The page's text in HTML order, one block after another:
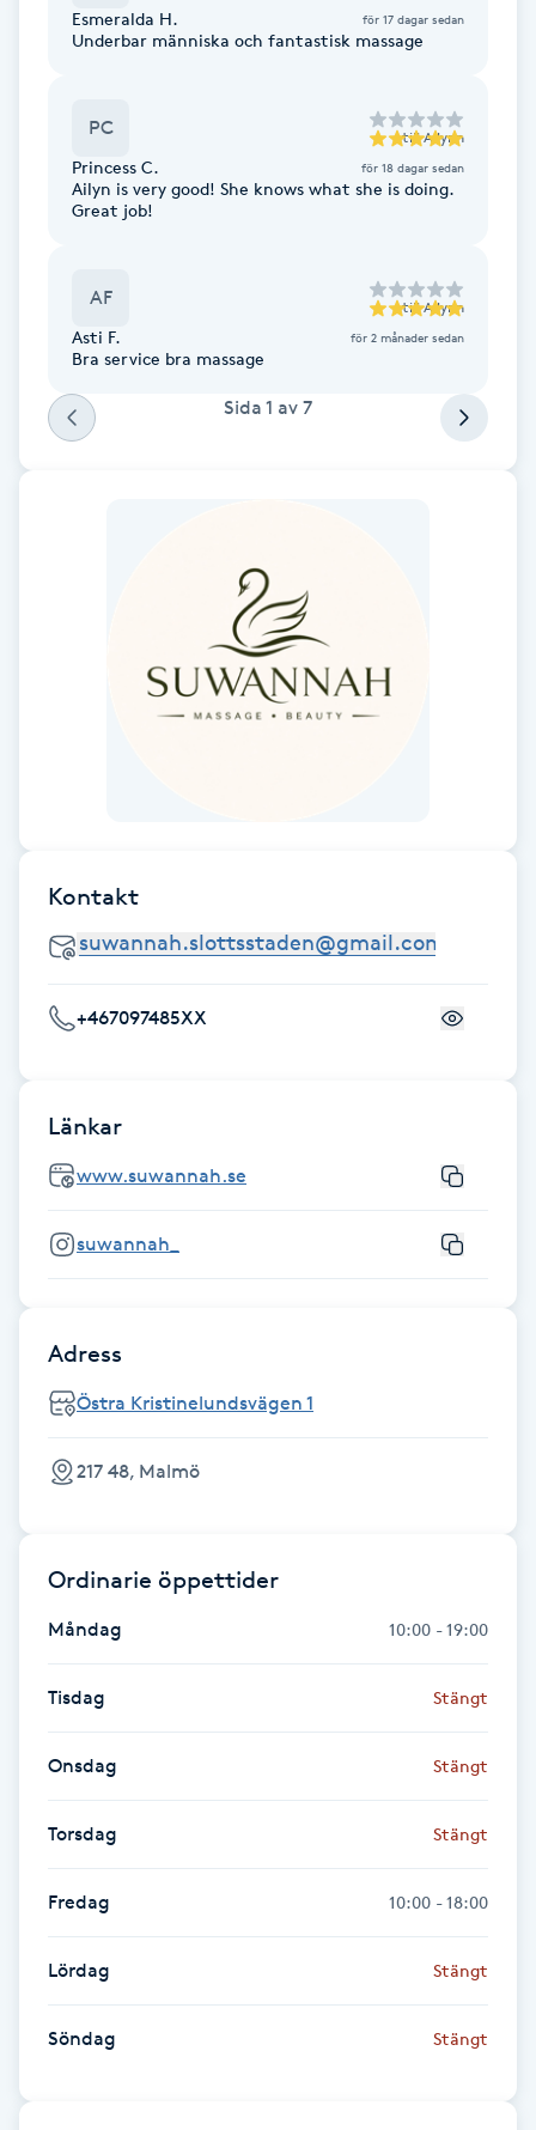
Föning
Gel naglar
Gelenaglar
Herrklippning
HIFU
Hollywood Peel
Hot Stone Massage
Huduppstramning
Hudvård
Hyaluronsyra
Hyperhidros
Hårborttagning
Hårbottenbehandling
Hårförlängning
Hårvård
Hälsa
Idrottsmassage
Esmeralda H. för 17 dagar sedan
Underbar människa och fantastisk massage
PC till Ailynn
Princess C. för 18 dagar sedan
Ailyn is very good! She knows what she is doing.
Great job!
AF till Ailynn
Asti F. för 2 månader sedan
Bra service bra massage
Sida 1 av 7
Kontakt
+467097485XX
Länkar
www.suwannah.se
suwannah_
Adress
Östra Kristinelundsvägen 1
217 48, Malmö
Ordinarie öppettider
Måndag 10:00 - 19:00
Tisdag Stängt
Onsdag Stängt
Torsdag Stängt
Fredag 10:00 - 18:00
Lördag Stängt
Söndag Stängt